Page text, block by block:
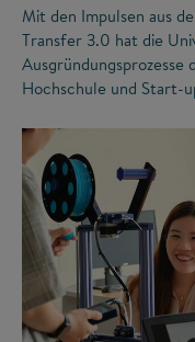
Mit den Impulsen aus
Transfer 3.0 hat die
Hochschule und Start-